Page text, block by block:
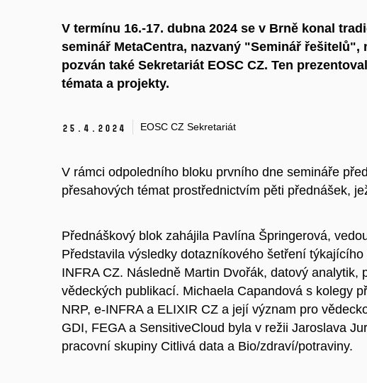
V termínu 16.-17. dubna 2024 se v Brně konal
seminář MetaCentra, nazvaný "Seminář řešitelů",
pozván také Sekretariát EOSC CZ. Ten prezentoval
témata a projekty.
25. 4. 2024 EOSC CZ Sekretariát
V rámci odpoledního bloku prvního dne semináře
přesahových témat prostřednictvím pěti přednášek,
Přednáškový blok zahájila Pavlína Špringerová,
Představila výsledky dotazníkového šetření
INFRA CZ. Následně Martin Dvořák, datový analytik,
vědeckých publikací. Michaela Capandová s kolegy
NRP, e-INFRA a ELIXIR CZ a její význam pro
GDI, FEGA a SensitiveCloud byla v režii Jaroslava
pracovní skupiny Citlivá data a Bio/zdraví/potraviny.